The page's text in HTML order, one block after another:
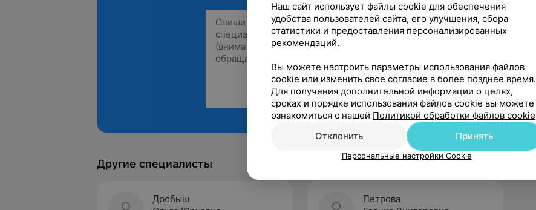
Рекомендую
Другие специалисты
Дробыш
Петрова
Наш сайт использует файлы cookie для обеспечения
удобства пользователей сайта, его улучшения, сбора
статистики и предоставления персонализированных
рекомендаций.
Вы можете настроить параметры использования файлов
cookie или изменить свое согласие в более позднее время.
Для получения дополнительной информации о целях,
сроках и порядке использования файлов cookie вы можете
ознакомиться с нашей Политикой обработки файлов cookie
Отклонить
Принять
Персональные настройки Cookie